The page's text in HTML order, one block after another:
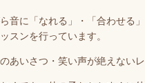
音に「なれる」・「合わせる」
スンを行っています。
あいさつ・笑い声が絶えないレ